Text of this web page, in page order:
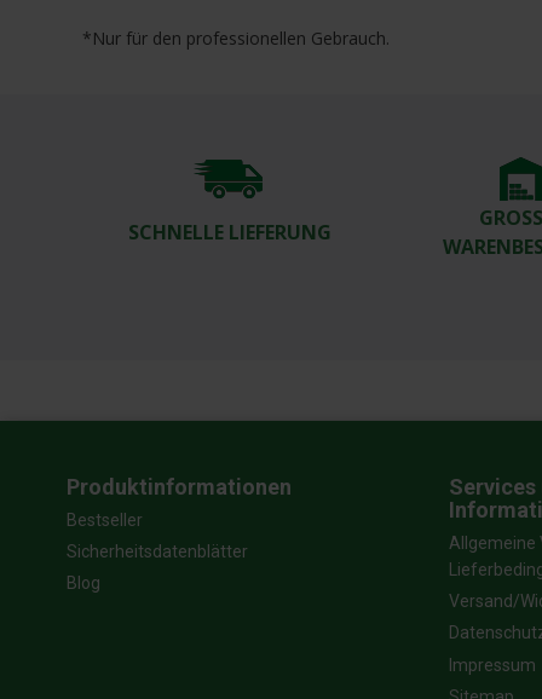
*Nur für den professionellen Gebrauch.
SCHNELLE LIEFERUNG
Produktinformationen
Bestseller
Sicherheitsdatenblätter
Blog
Allgemeine
Versand/
Impressum